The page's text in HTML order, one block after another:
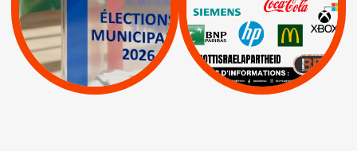
Espaces Sans
Apartheid
| Lettres d'interpellation
Livres et brochures |
Mehadrin | PUMA
Sodastream |
Visuels, tracts,
affiches,...